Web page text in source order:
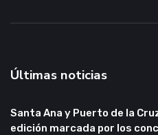
Últimas noticias
Santa Ana y Puerto de la
edición marcada por los